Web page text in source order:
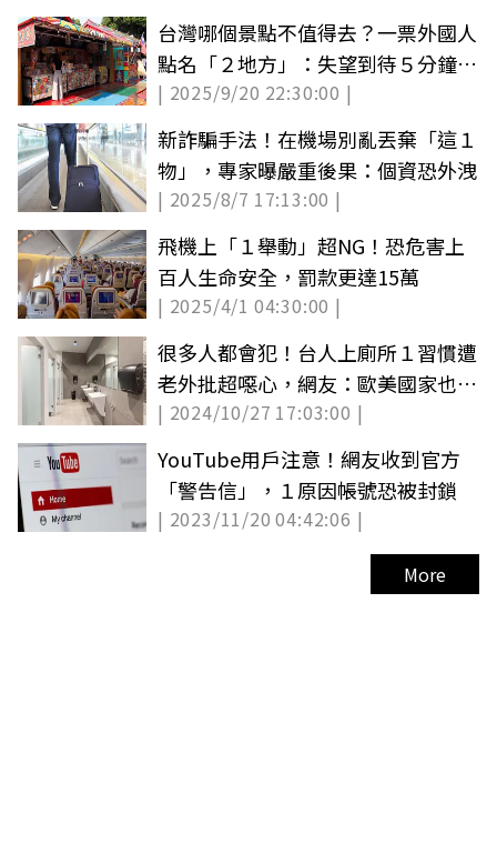
台灣哪個景點不值得去？一票外國人
點名「２地方」：失望到待５分鐘就
離開
| 2025/9/20 22:30:00 |
新詐騙手法！在機場別亂丟棄「這１
物」，專家曝嚴重後果：個資恐外洩
| 2025/8/7 17:13:00 |
飛機上「１舉動」超NG！恐危害上
百人生命安全，罰款更達15萬
| 2025/4/1 04:30:00 |
很多人都會犯！台人上廁所１習慣遭
老外批超噁心，網友：歐美國家也這
樣
| 2024/10/27 17:03:00 |
YouTube用戶注意！網友收到官方
「警告信」，１原因帳號恐被封鎖
| 2023/11/20 04:42:06 |
More